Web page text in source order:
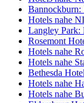
Bannockburn:
Hotels nahe
Langley Park:
Rosemont
Hotels nahe
Hotels nahe
Bethesda
Hotels nahe
Hotels nahe